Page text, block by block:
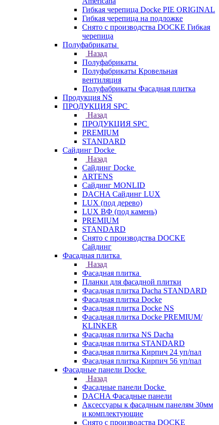
Гибкая черепица Docke PIE ОRIGINАL
Гибкая черепица на подложке
Снято с производства DOCKE Гибкая
черепица
Полуфабрикаты
Назад
Полуфабрикаты
Полуфабрикаты Кровельная
вентиляция
Полуфабрикаты Фасадная плитка
Продукция NS
ПРОДУКЦИЯ SPC
Назад
ПРОДУКЦИЯ SPC
PREMIUM
STANDARD
Сайдинг Docke
Назад
Сайдинг Docke
ARTENS
Cайдинг MONLID
DACHA Сайдинг LUX
LUX (под дерево)
LUX ВФ (под камень)
PREMIUM
STANDARD
Снято с производства DOCKE
Сайдинг
Фасадная плитка
Назад
Фасадная плитка
Планки для фасадной плитки
Фасадная плитка Dacha STANDARD
Фасадная плитка Docke
Фасадная плитка Docke NS
Фасадная плитка Docke PREMIUM/
KLINKER
Фасадная плитка NS Dacha
Фасадная плитка STANDARD
Фасадная плитка Кирпич 24 уп/пал
Фасадная плитка Кирпич 56 уп/пал
Фасадные панели Docke
Назад
Фасадные панели Docke
DACHA Фасадные панели
Аксессуары к фасадным панелям 30мм
и комплектующие
Снято с производства DOCKE